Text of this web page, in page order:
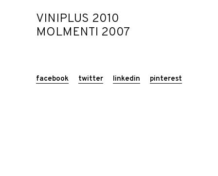
VINIPLUS 2010
MOLMENTI 2007
facebook twitter linkedin pinterest